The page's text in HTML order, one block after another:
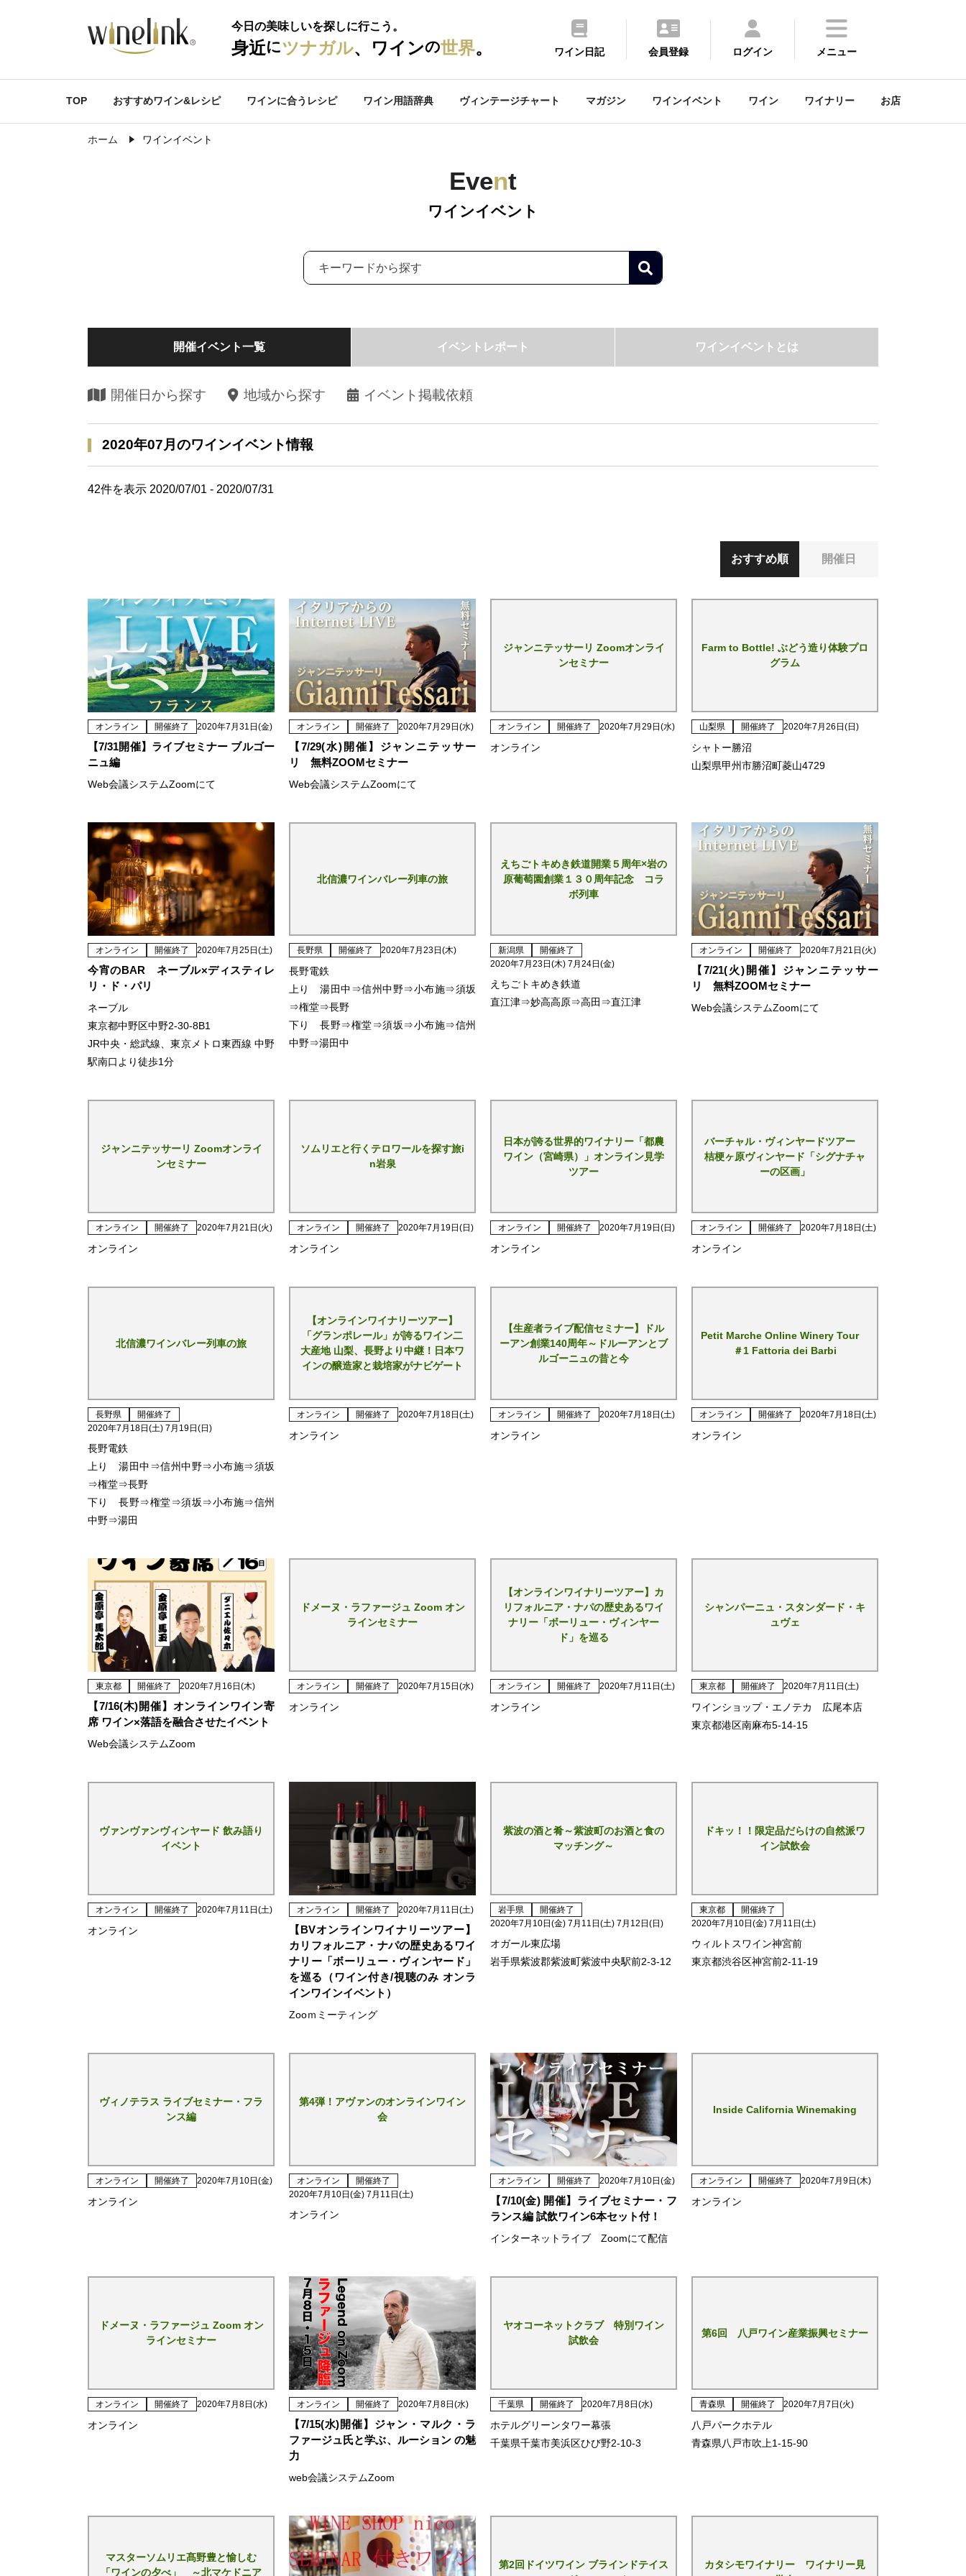
今日の美味しいを探しに行こう。
身近にツナガル、ワインの世界。 ワイン日記 会員登録 ログイン メニュー
TOP おすすめワイン&レシピ ワインに合うレシピ ワイン用語辞典 ヴィンテージチャート マガジン ワインイベント ワイン ワイナリー お店
ホーム ワインイベント
Event
ワインイベント
開催イベント一覧 イベントレポート ワインイベントとは
開催日から探す 地域から探す イベント掲載依頼
2020年07月のワインイベント情報
42件を表示 2020/07/01 - 2020/07/31
開催日
おすすめ順
オンライン 開催終了 2020年7月31日(金)
【7/31開催】ライブセミナー ブルゴー
ニュ編
Web会議システムZoomにて
オンライン 開催終了 2020年7月29日(水)
【7/29(水)開催】ジャンニテッサー
リ 無料ZOOMセミナー
Web会議システムZoomにて
ジャンニテッサーリ Zoomオンライ
ンセミナー
オンライン 開催終了 2020年7月29日(水)
オンライン
Farm to Bottle! ぶどう造り体験プロ
グラム
山梨県 開催終了 2020年7月26日(日)
シャトー勝沼
山梨県甲州市勝沼町菱山4729
オンライン 開催終了 2020年7月25日(土)
今宵のBAR ネーブル×ディスティレ
リ・ド・パリ
ネーブル
東京都中野区中野2-30-8B1
JR中央・総武線、東京メトロ東西線 中野
駅南口より徒歩1分
北信濃ワインバレー列車の旅
長野県 開催終了 2020年7月23日(木)
長野電鉄
上り 湯田中⇒信州中野⇒小布施⇒須坂
⇒権堂⇒長野
下り 長野⇒権堂⇒須坂⇒小布施⇒信州
中野⇒湯田中
えちごトキめき鉄道開業５周年×岩の
原葡萄園創業１３０周年記念 コラ
ボ列車
新潟県
開催終了
2020年7月23日(木) 7月24日(金)
えちごトキめき鉄道
直江津⇒妙高高原⇒高田⇒直江津
オンライン 開催終了 2020年7月21日(火)
【7/21(火)開催】ジャンニテッサー
リ 無料ZOOMセミナー
Web会議システムZoomにて
ジャンニテッサーリ Zoomオンライ
ンセミナー
オンライン 開催終了 2020年7月21日(火)
オンライン
ソムリエと行くテロワールを探す旅i
n岩泉
オンライン 開催終了 2020年7月19日(日)
オンライン
日本が誇る世界的ワイナリー「都農
ワイン（宮崎県）」オンライン見学
ツアー
オンライン 開催終了 2020年7月19日(日)
オンライン
バーチャル・ヴィンヤードツアー
桔梗ヶ原ヴィンヤード「シグナチャ
ーの区画」
オンライン 開催終了 2020年7月18日(土)
オンライン
北信濃ワインバレー列車の旅
長野県
開催終了
2020年7月18日(土) 7月19日(日)
長野電鉄
上り 湯田中⇒信州中野⇒小布施⇒須坂
⇒権堂⇒長野
下り 長野⇒権堂⇒須坂⇒小布施⇒信州
中野⇒湯田
【オンラインワイナリーツアー】
「グランポレール」が誇るワイン二
大産地 山梨、長野より中継！日本ワ
インの醸造家と栽培家がナビゲート
オンライン 開催終了 2020年7月18日(土)
オンライン
【生産者ライブ配信セミナー】ドル
ーアン創業140周年～ドルーアンとブ
ルゴーニュの昔と今
オンライン 開催終了 2020年7月18日(土)
オンライン
Petit Marche Online Winery Tour
＃1 Fattoria dei Barbi
オンライン 開催終了 2020年7月18日(土)
オンライン
東京都 開催終了 2020年7月16日(木)
【7/16(木)開催】オンラインワイン寄
席 ワイン×落語を融合させたイベント
Web会議システムZoom
ドメーヌ・ラファージュ Zoom オン
ラインセミナー
オンライン 開催終了 2020年7月15日(水)
オンライン
【オンラインワイナリーツアー】カ
リフォルニア・ナパの歴史あるワイ
ナリー「ボーリュー・ヴィンヤー
ド」を巡る
オンライン 開催終了 2020年7月11日(土)
オンライン
シャンパーニュ・スタンダード・キ
ュヴェ
東京都 開催終了 2020年7月11日(土)
ワインショップ・エノテカ 広尾本店
東京都港区南麻布5-14-15
ヴァンヴァンヴィンヤード 飲み語り
イベント
オンライン 開催終了 2020年7月11日(土)
オンライン
オンライン 開催終了 2020年7月11日(土)
【BVオンラインワイナリーツアー】
カリフォルニア・ナパの歴史あるワイ
ナリー「ボーリュー・ヴィンヤード」
を巡る（ワイン付き/視聴のみ オンラ
インワインイベント）
Zooｍミーティング
紫波の酒と肴～紫波町のお酒と食の
マッチング～
岩手県
開催終了
2020年7月10日(金) 7月11日(土) 7月12日(日)
オガール東広場
岩手県紫波郡紫波町紫波中央駅前2-3-12
ドキッ！！限定品だらけの自然派ワ
イン試飲会
東京都
開催終了
2020年7月10日(金) 7月11日(土)
ウィルトスワイン神宮前
東京都渋谷区神宮前2-11-19
ヴィノテラス ライブセミナー・フラ
ンス編
オンライン 開催終了 2020年7月10日(金)
オンライン
第4弾！アヴァンのオンラインワイン
会
オンライン
開催終了
2020年7月10日(金) 7月11日(土)
オンライン
オンライン 開催終了 2020年7月10日(金)
【7/10(金) 開催】ライブセミナー・フ
ランス編 試飲ワイン6本セット付！
インターネットライブ Zoomにて配信
Inside California Winemaking
オンライン 開催終了 2020年7月9日(木)
オンライン
ドメーヌ・ラファージュ Zoom オン
ラインセミナー
オンライン 開催終了 2020年7月8日(水)
オンライン
オンライン 開催終了 2020年7月8日(水)
【7/15(水)開催】ジャン・マルク・ラ
ファージュ氏と学ぶ、ルーション の魅
力
web会議システムZoom
ヤオコーネットクラブ 特別ワイン
試飲会
千葉県 開催終了 2020年7月8日(水)
ホテルグリーンタワー幕張
千葉県千葉市美浜区ひび野2-10-3
第6回 八戸ワイン産業振興セミナー
青森県 開催終了 2020年7月7日(火)
八戸パークホテル
青森県八戸市吹上1-15-90
マスターソムリエ髙野豊と愉しむ
「ワインの夕べ」 ～北マケドニア
第2回ドイツワイン ブラインドテイス
カタシモワイナリー ワイナリー見